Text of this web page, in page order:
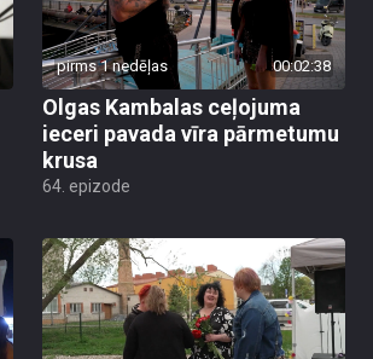
pirms 1 nedēļas 00:02:38
Olgas Kambalas ceļojuma
ieceri pavada vīra pārmetumu
krusa
64. epizode